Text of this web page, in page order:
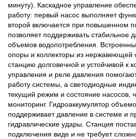
минуту). Каскадное управление
работу: первый насос выполняет
второй включается при повышенном
позволяет поддерживать стабильное
объемов водопотребления.
опоры и коллекторы из нержавеющей
станцию долговечной и устойчивой к
управления и реле давления
работу системы, а светодиодные
текущий режим и состояние насосов,
мониторинг. Гидроаккумулятор
поддерживает давление в системе и
гидравлические удары. Станция
подключения виде и не требует